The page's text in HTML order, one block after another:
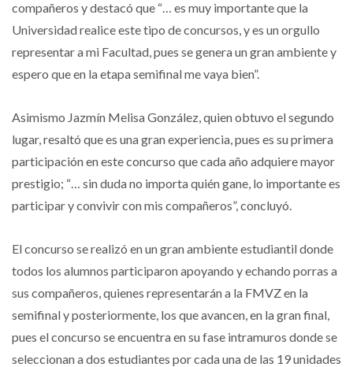
compañeros y destacó que “… es muy importante que la
Universidad realice este tipo de concursos, y es un orgullo
representar a mi Facultad, pues se genera un gran ambiente y
espero que en la etapa semifinal me vaya bien”.
Asimismo Jazmín Melisa González, quien obtuvo el segundo
lugar, resaltó que es una gran experiencia, pues es su primera
participación en este concurso que cada año adquiere mayor
prestigio; “… sin duda no importa quién gane, lo importante es
participar y convivir con mis compañeros”, concluyó.
El concurso se realizó en un gran ambiente estudiantil donde
todos los alumnos participaron apoyando y echando porras a
sus compañeros, quienes representarán a la FMVZ en la
semifinal y posteriormente, los que avancen, en la gran final,
pues el concurso se encuentra en su fase intramuros donde se
seleccionan a dos estudiantes por cada una de las 19 unidades